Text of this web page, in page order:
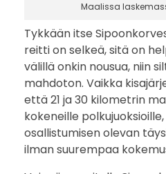
Maalissa
Tykkään itse
reitti on selkeä, sitä on
välillä onkin nousua, niin
mahdoton. Vaikka
että 21 ja 30 kilometrin
kokeneille
osallistumisen olevan
ilman suurempaa